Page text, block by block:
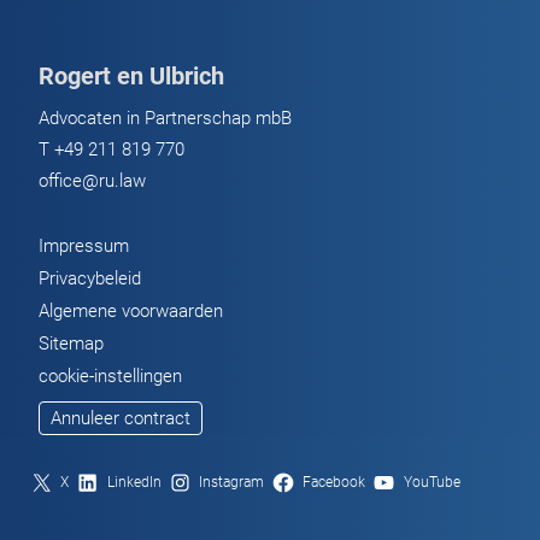
over
schade
door
coronavaccins
Wat
betekent
de
getroffenen?
Rogert en Ulbrich
Advocaten in Partnerschap mbB
T +49 211 819 770
office@ru.law
Impressum
Privacybeleid
Algemene voorwaarden
Sitemap
cookie-instellingen
Annuleer contract
X LinkedIn Instagram Facebook YouTube